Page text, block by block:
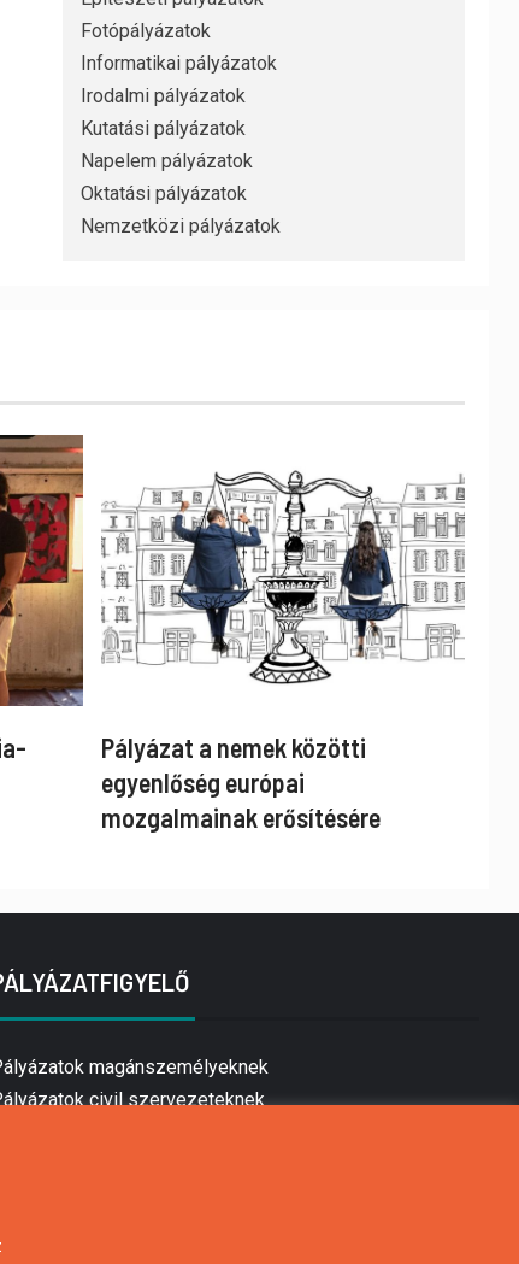
Fotópályázatok
Informatikai pályázatok
Irodalmi pályázatok
Kutatási pályázatok
Napelem pályázatok
Oktatási pályázatok
Nemzetközi pályázatok
Pályázat a nemek közötti
egyenlőség európai
mozgalmainak erősítésére
magánszemélyeknek
civil szervezeteknek